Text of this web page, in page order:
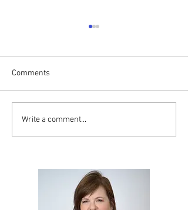
במידה ועברנו התעללות
נרקיסיסטית אנחנו צריכים
Comments
Write a comment...